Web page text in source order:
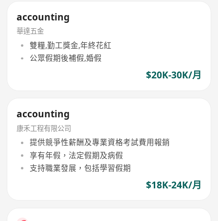
accounting
華達五金
雙糧,勤工獎金,年終花紅
公眾假期後補假,婚假
$20K-30K/月
accounting
康禾工程有限公司
提供競爭性薪酬及專業資格考試費用報銷
享有年假，法定假期及病假
支持職業發展，包括學習假期
$18K-24K/月